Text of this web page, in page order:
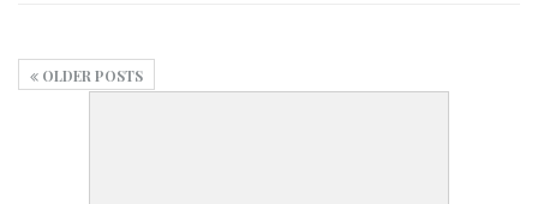
OLDER POSTS